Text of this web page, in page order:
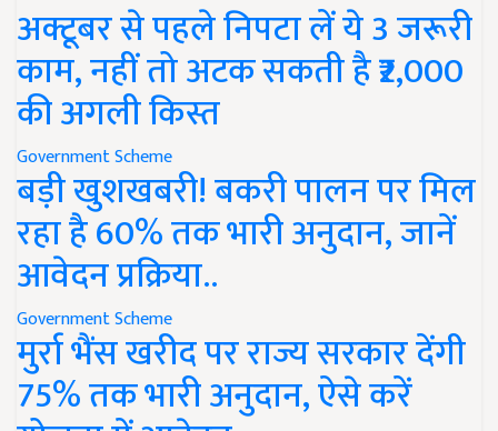
अक्टूबर से पहले निपटा लें ये 3 जरूरी
काम, नहीं तो अटक सकती है ₹2,000
की अगली किस्त
Government Scheme
बड़ी खुशखबरी! बकरी पालन पर मिल
रहा है 60% तक भारी अनुदान, जानें
आवेदन प्रक्रिया..
Government Scheme
मुर्रा भैंस खरीद पर राज्य सरकार देंगी
75% तक भारी अनुदान, ऐसे करें